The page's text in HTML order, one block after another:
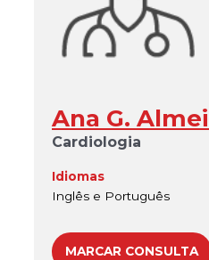
Ana G.
Cardiologia
Idiomas
Inglês e Português
MARCAR CONSULTA